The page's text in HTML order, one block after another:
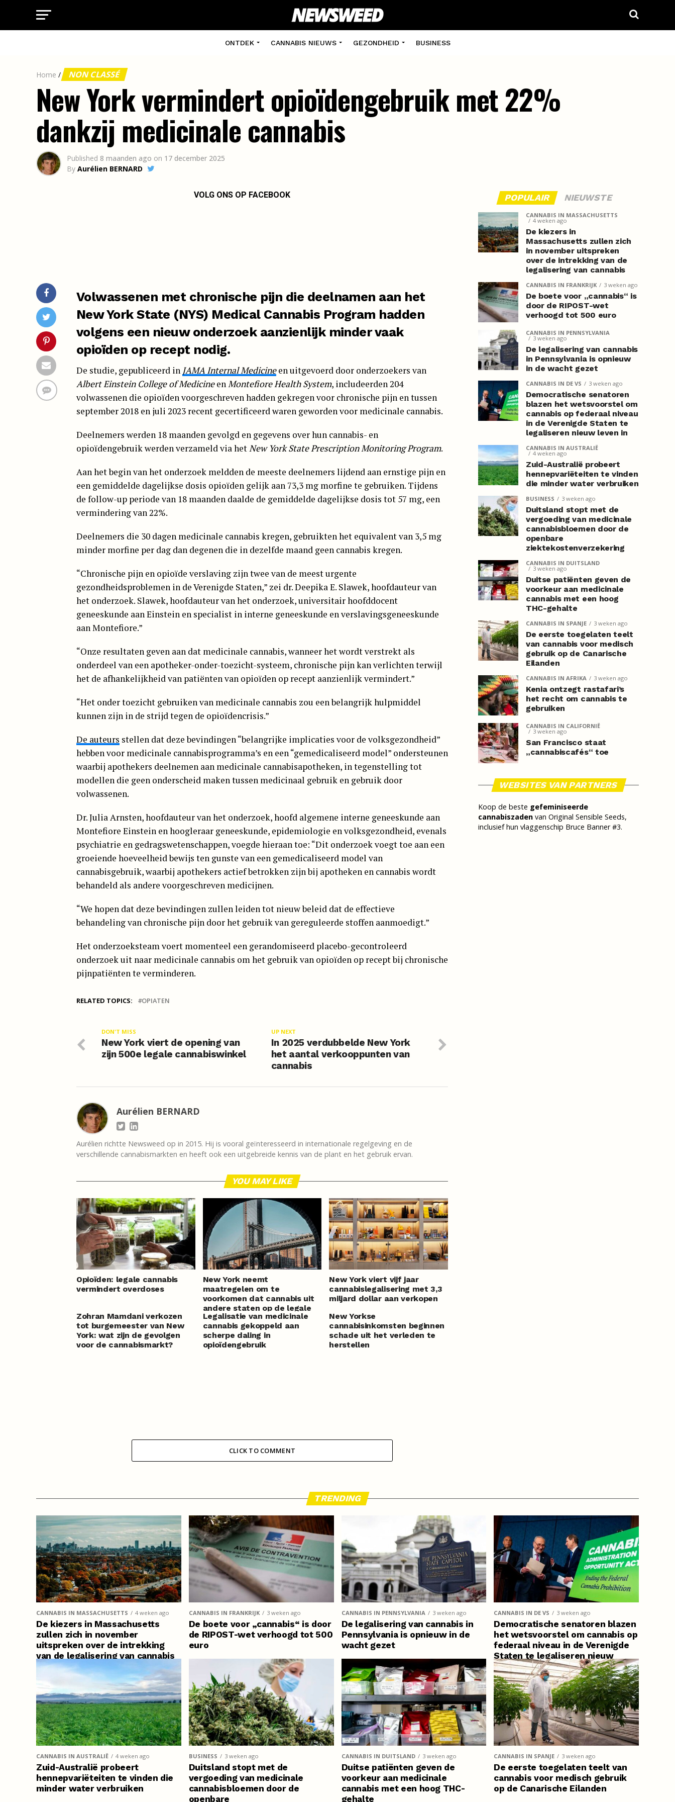
ONTDEK CANNABIS NIEUWS GEZONDHEID BUSINESS
Home / NON CLASSÉ
New York vermindert opioïdengebruik met 22%
dankzij medicinale cannabis
Published 8 maanden ago on 17 december 2025
By Aurélien BERNARD
VOLG ONS OP FACEBOOK
Volwassenen met chronische pijn die deelnamen aan het
New York State (NYS) Medical Cannabis Program hadden
volgens een nieuw onderzoek aanzienlijk minder vaak
opioïden op recept nodig.
De studie, gepubliceerd in JAMA Internal Medicineen uitgevoerd door onderzoekers van
Albert Einstein College of MedicineenMontefiore Health System, includeerden 204
volwassenen die opioïden voorgeschreven hadden gekregen voor chronische pijn en tussen
september 2018 en juli 2023 recent gecertificeerd waren geworden voor medicinale cannabis.
Deelnemers werden 18 maanden gevolgd en gegevens over hun cannabis- en
opioïdengebruik werden verzameld via hetNew York State Prescription Monitoring Program.
Aan het begin van het onderzoek meldden de meeste deelnemers lijdend aan ernstige pijn en
een gemiddelde dagelijkse dosis opioïden gelijk aan 73,3 mg morfine te gebruiken. Tijdens
de follow-up periode van 18 maanden daalde de gemiddelde dagelijkse dosis tot 57 mg, een
vermindering van 22%.
Deelnemers die 30 dagen medicinale cannabis kregen, gebruikten het equivalent van 3,5 mg
minder morfine per dag dan degenen die in dezelfde maand geen cannabis kregen.
“Chronische pijn en opioïde verslaving zijn twee van de meest urgente
gezondheidsproblemen in de Verenigde Staten,” zei dr. Deepika E. Slawek, hoofdauteur van
het onderzoek. Slawek, hoofdauteur van het onderzoek, universitair hoofddocent
geneeskunde aan Einstein en specialist in interne geneeskunde en verslavingsgeneeskunde
aan Montefiore.”
“Onze resultaten geven aan dat medicinale cannabis, wanneer het wordt verstrekt als
onderdeel van een apotheker-onder-toezicht-systeem, chronische pijn kan verlichten terwijl
het de afhankelijkheid van patiënten van opioïden op recept aanzienlijk vermindert.”
“Het onder toezicht gebruiken van medicinale cannabis zou een belangrijk hulpmiddel
kunnen zijn in de strijd tegen de opioïdencrisis.”
De auteurs stellen dat deze bevindingen “belangrijke implicaties voor de volksgezondheid”
hebben voor medicinale cannabisprogramma’s en een “gemedicaliseerd model” ondersteunen
waarbij apothekers deelnemen aan medicinale cannabisapotheken, in tegenstelling tot
modellen die geen onderscheid maken tussen medicinaal gebruik en gebruik door
volwassenen.
Dr. Julia Arnsten, hoofdauteur van het onderzoek, hoofd algemene interne geneeskunde aan
Montefiore Einstein en hoogleraar geneeskunde, epidemiologie en volksgezondheid, evenals
psychiatrie en gedragswetenschappen, voegde hieraan toe: “Dit onderzoek voegt toe aan een
groeiende hoeveelheid bewijs ten gunste van een gemedicaliseerd model van
cannabisgebruik, waarbij apothekers actief betrokken zijn bij apotheken en cannabis wordt
behandeld als andere voorgeschreven medicijnen.
“We hopen dat deze bevindingen zullen leiden tot nieuw beleid dat de effectieve
behandeling van chronische pijn door het gebruik van gereguleerde stoffen aanmoedigt.”
Het onderzoeksteam voert momenteel een gerandomiseerd placebo-gecontroleerd
onderzoek uit naar medicinale cannabis om het gebruik van opioïden op recept bij chronische
pijnpatiënten te verminderen.
RELATED TOPICS: OPIATEN
UP NEXT
In 2025 verdubbelde New York
het aantal verkooppunten van
cannabis
DON'T MISS
New York viert de opening van
zijn 500e legale cannabiswinkel
Aurélien BERNARD
Aurélien richtte Newsweed op in 2015. Hij is vooral geïnteresseerd in internationale regelgeving en de
verschillende cannabismarkten en heeft ook een uitgebreide kennis van de plant en het gebruik ervan.
YOU MAY LIKE
Opioïden: legale cannabis
vermindert overdoses
New York neemt
maatregelen om te
voorkomen dat cannabis uit
andere staten op de legale
markt komt
New York viert vijf jaar
cannabislegalisering met 3,3
miljard dollar aan verkopen
Zohran Mamdani verkozen
tot burgemeester van New
York: wat zijn de gevolgen
voor de cannabismarkt?
Legalisatie van medicinale
cannabis gekoppeld aan
scherpe daling in
opioïdengebruik
New Yorkse
cannabisinkomsten beginnen
schade uit het verleden te
herstellen
CLICK TO COMMENT
POPULAIR NIEUWSTE
CANNABIS IN MASSACHUSETTS
4 weken ago
De kiezers in
Massachusetts zullen zich
in november uitspreken
over de intrekking van de
legalisering van cannabis
CANNABIS IN FRANKRIJK 3 weken ago
De boete voor „cannabis“ is
door de RIPOST-wet
verhoogd tot 500 euro
CANNABIS IN PENNSYLVANIA
3 weken ago
De legalisering van cannabis
in Pennsylvania is opnieuw
in de wacht gezet
CANNABIS IN DE VS 3 weken ago
Democratische senatoren
blazen het wetsvoorstel om
cannabis op federaal niveau
in de Verenigde Staten te
legaliseren nieuw leven in
CANNABIS IN AUSTRALIË
4 weken ago
Zuid-Australië probeert
hennepvariëteiten te vinden
die minder water verbruiken
BUSINESS 3 weken ago
Duitsland stopt met de
vergoeding van medicinale
cannabisbloemen door de
openbare
ziektekostenverzekering
CANNABIS IN DUITSLAND
3 weken ago
Duitse patiënten geven de
voorkeur aan medicinale
cannabis met een hoog
THC-gehalte
CANNABIS IN SPANJE 3 weken ago
De eerste toegelaten teelt
van cannabis voor medisch
gebruik op de Canarische
Eilanden
CANNABIS IN AFRIKA 3 weken ago
Kenia ontzegt rastafari’s
het recht om cannabis te
gebruiken
CANNABIS IN CALIFORNIË
3 weken ago
San Francisco staat
„cannabiscafés“ toe
WEBSITES VAN PARTNERS
Koop de beste gefeminiseerde
cannabiszaden van Original Sensible Seeds,
inclusief hun vlaggenschip Bruce Banner #3.
TRENDING
CANNABIS IN MASSACHUSETTS 4 weken ago
De kiezers in Massachusetts
zullen zich in november
uitspreken over de intrekking
van de legalisering van cannabis
CANNABIS IN FRANKRIJK 3 weken ago
De boete voor „cannabis“ is door
de RIPOST-wet verhoogd tot 500
euro
CANNABIS IN PENNSYLVANIA 3 weken ago
De legalisering van cannabis in
Pennsylvania is opnieuw in de
wacht gezet
CANNABIS IN DE VS 3 weken ago
Democratische senatoren blazen
het wetsvoorstel om cannabis op
federaal niveau in de Verenigde
Staten te legaliseren nieuw
leven in
CANNABIS IN AUSTRALIË 4 weken ago
Zuid-Australië probeert
hennepvariëteiten te vinden die
minder water verbruiken
BUSINESS 3 weken ago
Duitsland stopt met de
vergoeding van medicinale
cannabisbloemen door de
openbare
CANNABIS IN DUITSLAND 3 weken ago
Duitse patiënten geven de
voorkeur aan medicinale
cannabis met een hoog THC-
gehalte
CANNABIS IN SPANJE 3 weken ago
De eerste toegelaten teelt van
cannabis voor medisch gebruik
op de Canarische Eilanden